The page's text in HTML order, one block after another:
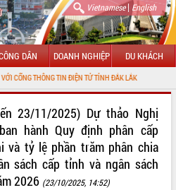
Vietnamese| English
DÂN DOANH NGHIỆP DU KHÁCH
THÔNG TIN ĐIỆN TỬ TỈNH ĐẮK LẮK
23/11/2025) Dự thảo Nghị
hành Quy định phân cấp
và tỷ lệ phần trăm phân chia
sách cấp tỉnh và ngân sách
2026 (23/10/2025, 14:52)